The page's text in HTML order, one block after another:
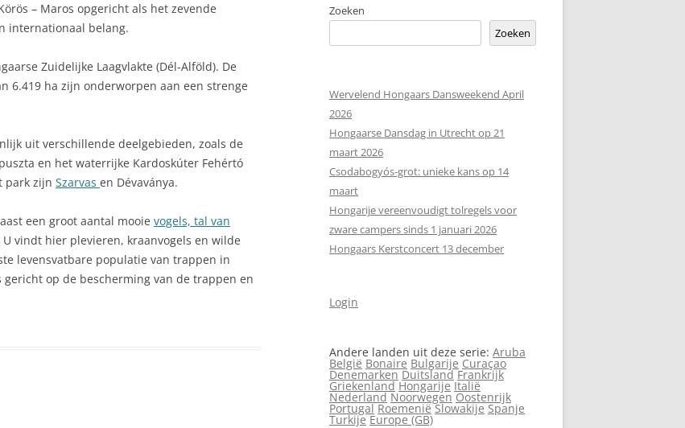
– Maros opgericht als het zevende
internationaal belang.
Zuidelijke Laagvlakte (Dél-Alföld). De
6.419 ha zijn onderworpen aan een strenge
uit verschillende deelgebieden, zoals de
en het waterrijke Kardoskúter Fehértó
park zijn Szarvas en Dévaványa.
een groot aantal mooie vogels, tal van
U vindt hier plevieren, kraanvogels en wilde
levensvatbare populatie van trappen in
gericht op de bescherming van de trappen en
Zoeken
Zoeken
Wervelend Hongaars Dansweekend April
2026
Hongaarse Dansdag in Utrecht op 21
maart 2026
Csodabogyós‑grot: unieke kans op 14
maart
Hongarije vereenvoudigt tolregels voor
zware campers sinds 1 januari 2026
Hongaars Kerstconcert 13 december
Login
Andere landen uit deze serie: Aruba
België Bonaire Bulgarije Curaçao
Denemarken Duitsland Frankrijk
Griekenland Hongarije Italië
Nederland Noorwegen Oostenrijk
Portugal Roemenië Slowakije Spanje
Turkije Europe (GB)